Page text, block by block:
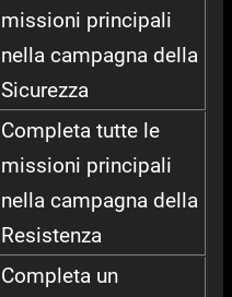
missioni principali
nella campagna della
Sicurezza
Completa tutte le
missioni principali
nella campagna della
Resistenza
Completa un